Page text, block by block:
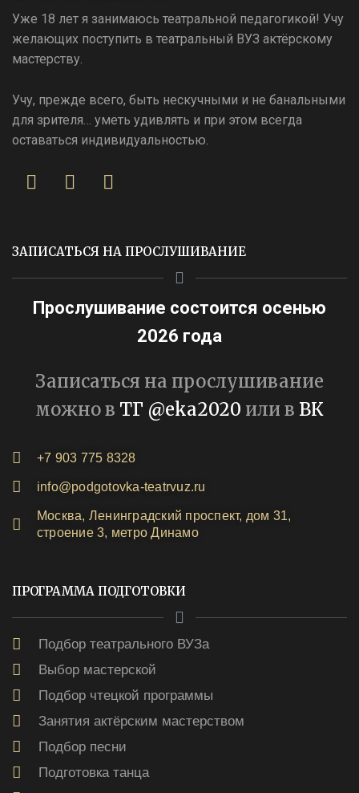
Уже 18 лет я занимаюсь театральной педагогикой! Учу
желающих поступить в театральный ВУЗ актёрскому
мастерству.
Учу, прежде всего, быть нескучными и не банальными
для зрителя… уметь удивлять и при этом всегда
оставаться индивидуальностью.
ЗАПИСАТЬСЯ НА ПРОСЛУШИВАНИЕ
Прослушивание состоится осенью
2026 года
Записаться на прослушивание
можно в ТГ @eka2020 или в ВК
+7 903 775 8328
info@podgotovka-teatrvuz.ru
Москва, Ленинградский проспект, дом 31,
строение 3, метро Динамо
ПРОГРАММА ПОДГОТОВКИ
Подбор театрального ВУЗа
Выбор мастерской
Подбор чтецкой программы
Занятия актёрским мастерством
Подбор песни
Подготовка танца